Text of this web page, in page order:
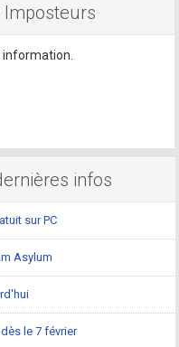
Imposteurs
infos
sur PC
Asylum
le 7 février